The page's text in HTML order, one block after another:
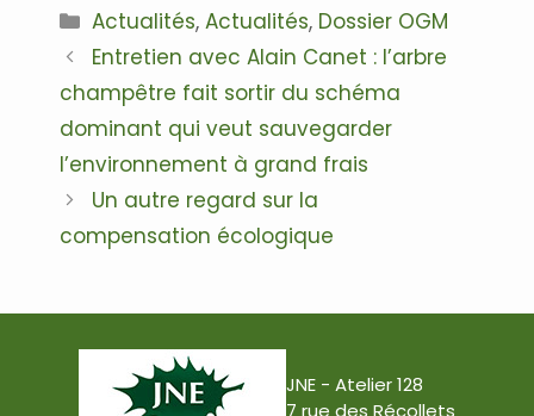
Catégories
Actualités,Actualités, Dossier OGM
Navigation
des
articles
Entretien avec Alain Canet : l’arbre
champêtre fait sortir du schéma
dominant qui veut sauvegarder
l’environnement à grand frais
Un autre regard sur la
compensation écologique
JNE - Atelier 128
7 rue des Récollets